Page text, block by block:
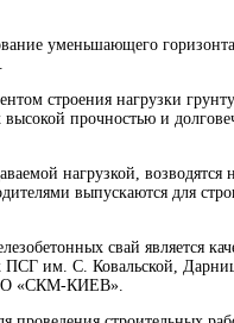
уменьшающего
строения нагрузки
прочностью и
нагрузкой, возводятся
выпускаются для
свай является
ПСГ им. С. Ковальской,
«СКМ-КИЕВ».